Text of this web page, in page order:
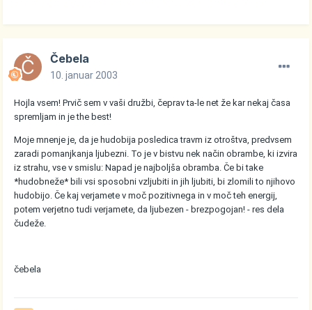
Čebela
10. januar 2003
Hojla vsem! Prvič sem v vaši družbi, čeprav ta-le net že kar nekaj časa
spremljam in je the best!
Moje mnenje je, da je hudobija posledica travm iz otroštva, predvsem
zaradi pomanjkanja ljubezni. To je v bistvu nek način obrambe, ki izvira
iz strahu, vse v smislu: Napad je najboljša obramba. Če bi take
*hudobneže* bili vsi sposobni vzljubiti in jih ljubiti, bi zlomili to njihovo
hudobijo. Če kaj verjamete v moč pozitivnega in v moč teh energij,
potem verjetno tudi verjamete, da ljubezen - brezpogojan! - res dela
čudeže.
čebela